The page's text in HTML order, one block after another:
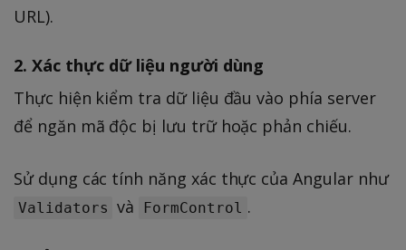
URL).
2. Xác thực dữ liệu người dùng
Thực hiện kiểm tra dữ liệu đầu vào phía server
để ngăn mã độc bị lưu trữ hoặc phản chiếu.
Sử dụng các tính năng xác thực của Angular như
Validators và FormControl .